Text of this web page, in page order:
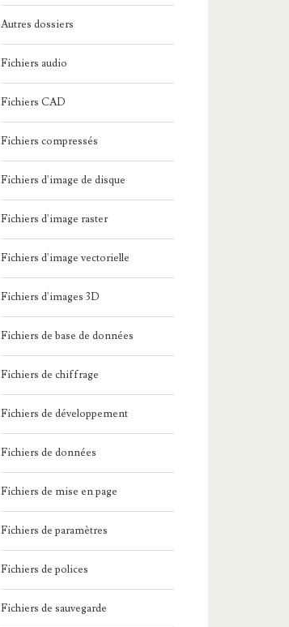
Autres dossiers
Fichiers audio
Fichiers CAD
Fichiers compressés
Fichiers d'image de disque
Fichiers d'image raster
Fichiers d'image vectorielle
Fichiers d'images 3D
Fichiers de base de données
Fichiers de chiffrage
Fichiers de développement
Fichiers de données
Fichiers de mise en page
Fichiers de paramètres
Fichiers de polices
Fichiers de sauvegarde